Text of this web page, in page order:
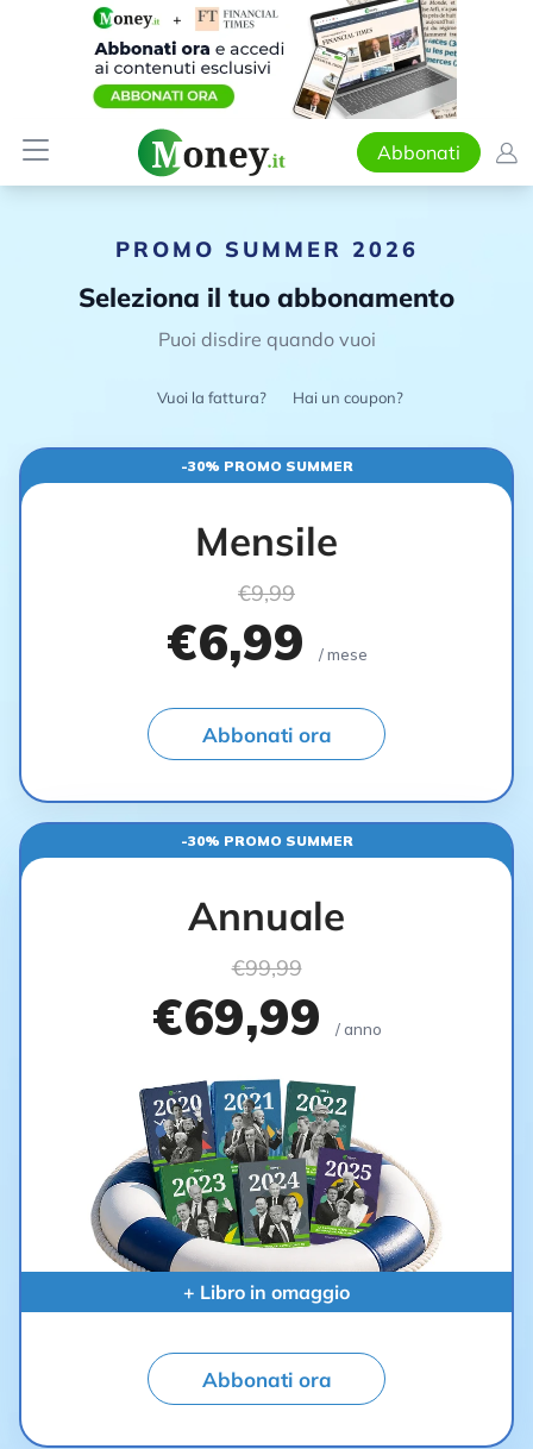
Abbonati
PROMO SUMMER 2026
Seleziona il tuo abbonamento
Puoi disdire quando vuoi
Vuoi la fattura? Hai un coupon?
-30% PROMO SUMMER
Mensile
€9,99
€6,99 / mese
Abbonati ora
-30% PROMO SUMMER
Annuale
€99,99
€69,99 / anno
+ Libro in omaggio
Abbonati ora